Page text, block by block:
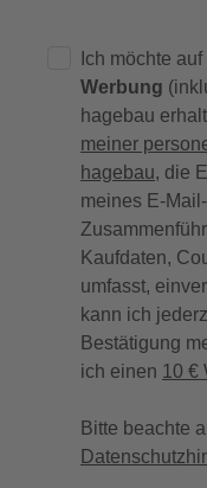
Ich möchte
Werbung
hagebau
meiner
hagebau, die
meines E-
Kaufdaten,
umfasst,
kann ich
Bestätigung
ich einen 10 €
Bitte beachte